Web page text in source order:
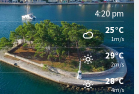
4:20 pm
25°C
1m/s
29°C
2m/s
28°C
4m/s